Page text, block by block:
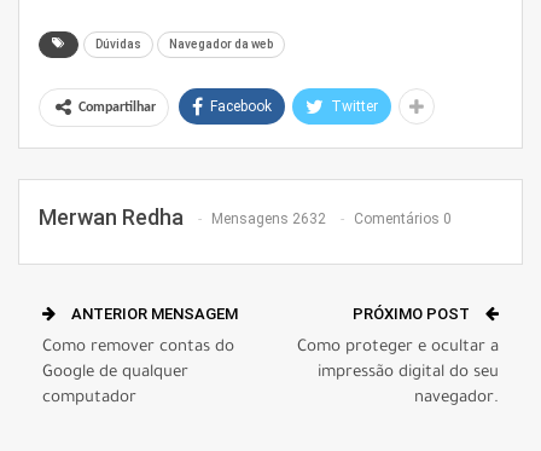
Dúvidas Navegador da web
Compartilhar Facebook Twitter
Merwan Redha Mensagens 2632 Comentários 0
ANTERIOR MENSAGEM
Como remover contas do
Google de qualquer
computador
PRÓXIMO POST
Como proteger e ocultar a
impressão digital do seu
navegador.